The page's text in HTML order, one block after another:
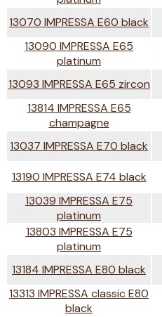
13070 IMPRESSA E60 black
13090 IMPRESSA E65
platinum
13093 IMPRESSA E65 zircon
13814 IMPRESSA E65
champagne
13037 IMPRESSA E70 black
13190 IMPRESSA E74 black
13039 IMPRESSA E75
platinum
13803 IMPRESSA E75
platinum
13184 IMPRESSA E80 black
13313 IMPRESSA classic E80
black